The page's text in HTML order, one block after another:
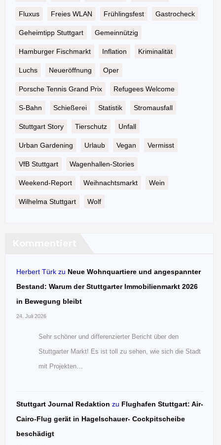
Fluxus Freies WLAN Frühlingsfest Gastrocheck
Geheimtipp Stuttgart Gemeinnützig
Hamburger Fischmarkt Inflation Kriminalität
Luchs Neueröffnung Oper
Porsche Tennis Grand Prix Refugees Welcome
S-Bahn Schießerei Statistik Stromausfall
Stuttgart Story Tierschutz Unfall
Urban Gardening Urlaub Vegan Vermisst
VfB Stuttgart Wagenhallen-Stories
Weekend-Report Weihnachtsmarkt Wein
Wilhelma Stuttgart Wolf
Herbert Türk zu Neue Wohnquartiere und angespannter
Bestand: Warum der Stuttgarter Immobilienmarkt 2026
in Bewegung bleibt
24. Juli 2026
Sehr schöner und differenzierter Bericht über den
Stuttgarter Markt! Es ist toll zu sehen, wie sich die Stadt
mit Projekten…
Stuttgart Journal Redaktion zu Flughafen Stuttgart: Air-
Cairo-Flug gerät in Hagelschauer- Cockpitscheibe
beschädigt